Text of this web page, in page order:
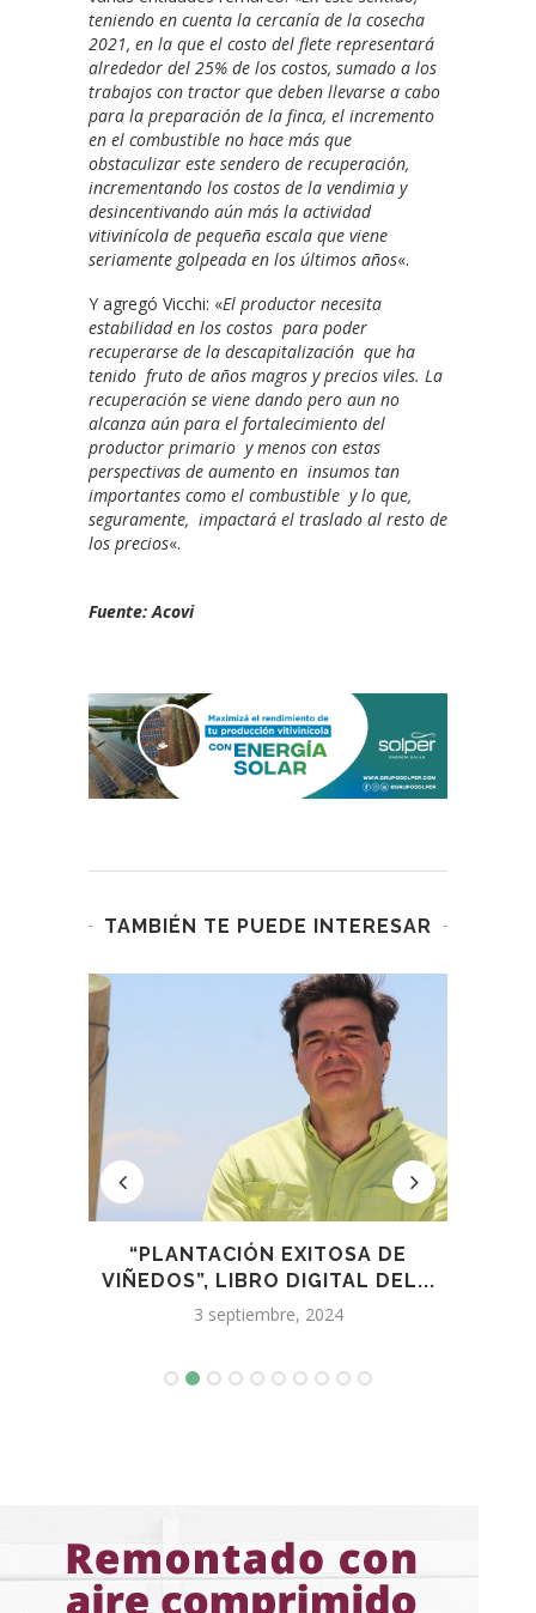
teniendo en cuenta la cercanía de la cosecha
2021, en la que el costo del flete representará
alrededor del 25% de los costos, sumado a los
trabajos con tractor que deben llevarse a cabo
para la preparación de la finca, el incremento
en el combustible no hace más que
obstaculizar este sendero de recuperación,
incrementando los costos de la vendimia y
desincentivando aún más la actividad
vitivinícola de pequeña escala que viene
seriamente golpeada en los últimos años«.
Y agregó Vicchi: «El productor necesita
estabilidad en los costos para poder
recuperarse de la descapitalización que ha
tenido fruto de años magros y precios viles. La
recuperación se viene dando pero aun no
alcanza aún para el fortalecimiento del
productor primario y menos con estas
perspectivas de aumento en insumos tan
importantes como el combustible y lo que,
seguramente, impactará el traslado al resto de
los precios«.
Fuente: Acovi
TAMBIÉN TE PUEDE INTERESAR
“PLANTACIÓN EXITOSA DE
VIÑEDOS”, LIBRO DIGITAL DEL...
3 septiembre, 2024